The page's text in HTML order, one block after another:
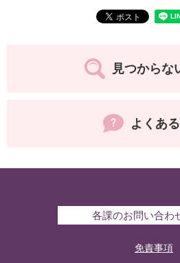
見つからな
よくあ
各課のお問い合わ
免責事項